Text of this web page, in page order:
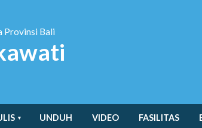
Provinsi Bali
UNDUH VIDEO FASILITAS